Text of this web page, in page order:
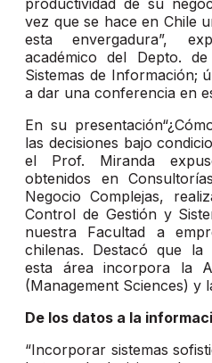
productividad de su
vez que se hace en Chile
esta envergadura”,
académico del Depto.
Sistemas de Información;
a dar una conferencia en
En su
las decisiones bajo
el Prof. Miranda
obtenidos en
Negocio Complejas,
Control de Gestión y
nuestra Facultad a
chilenas. Destacó que la
esta área incorpora la
(Management Sciences) y
De los datos a la
“Incorporar sistemas